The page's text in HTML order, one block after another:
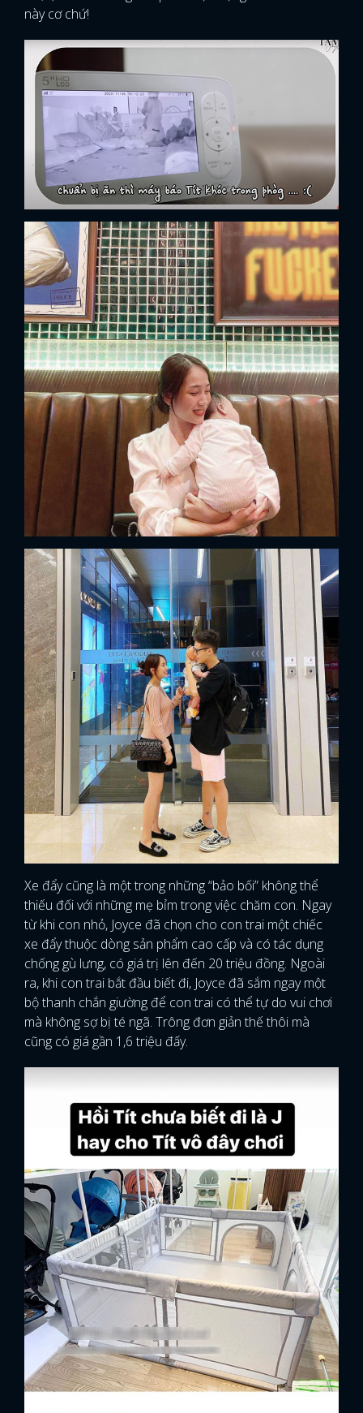
này cơ chứ!
Xe đẩy cũng là một trong những “bảo bối” không thể
thiếu đối với những mẹ bỉm trong việc chăm con. Ngay
từ khi con nhỏ, Joyce đã chọn cho con trai một chiếc
xe đẩy thuộc dòng sản phẩm cao cấp và có tác dụng
chống gù lưng, có giá trị lên đến 20 triệu đồng. Ngoài
ra, khi con trai bắt đầu biết đi, Joyce đã sắm ngay một
bộ thanh chắn giường để con trai có thể tự do vui chơi
mà không sợ bị té ngã. Trông đơn giản thế thôi mà
cũng có giá gần 1,6 triệu đấy.